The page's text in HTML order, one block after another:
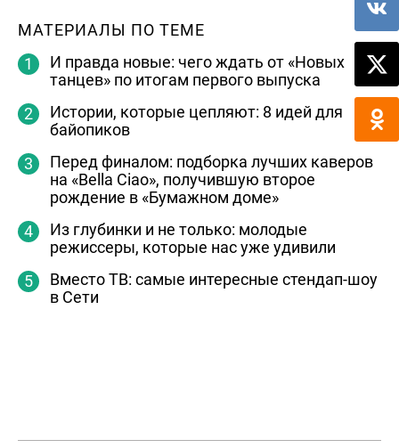
МАТЕРИАЛЫ ПО ТЕМЕ
И правда новые: чего ждать от «Новых
танцев» по итогам первого выпуска
Истории, которые цепляют: 8 идей для
байопиков
Перед финалом: подборка лучших каверов
на «Bella Ciao», получившую второе
рождение в «Бумажном доме»
Из глубинки и не только: молодые
режиссеры, которые нас уже удивили
Вместо ТВ: самые интересные стендап-шоу
в Сети